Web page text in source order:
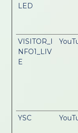
LED
VISITOR_I
NFO1_LIV
E
YSC